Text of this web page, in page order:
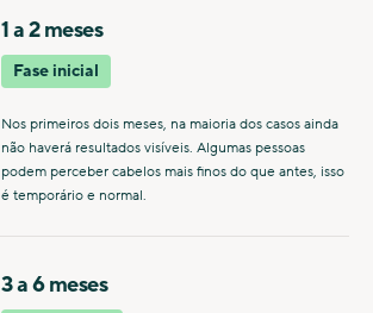
1 a 2 meses
Fase inicial
Nos primeiros dois meses, na maioria dos casos ainda
não haverá resultados visíveis. Algumas pessoas
podem perceber cabelos mais finos do que antes, isso
é temporário e normal.
3 a 6 meses